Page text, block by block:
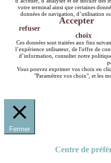
votre terminal ainsi que certaines
données de navigation, d’utilisation
Accepter
refuser
choix
Ces données sont traitées aux fins
l’expérience utilisateur, de l'offre de
d’information, consulter notre
Vous pouvez exprimer vos choix en
"Paramétrez vos choix", et les
Fermer
Centre de